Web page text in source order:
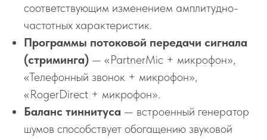
соответствующим изменением амплитудно-
частотных характеристик.
Программы потоковой передачи сигнала
(стриминга) — «PartnerMic + микрофон»,
«Телефонный звонок + микрофон»,
«RogerDirect + микрофон».
Баланс тиннитуса — встроенный генератор
шумов способствует обогащению звуковой